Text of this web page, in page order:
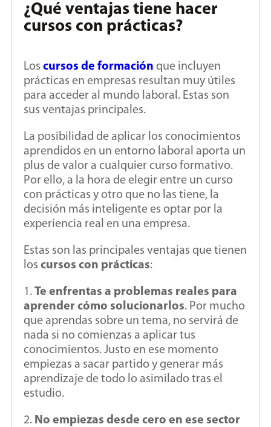
¿Qué ventajas tiene hacer
cursos con prácticas?
Los cursos de formación que incluyen
prácticas en empresas resultan muy útiles
para acceder al mundo laboral. Estas son
sus ventajas principales.
La posibilidad de aplicar los conocimientos
aprendidos en un entorno laboral aporta un
plus de valor a cualquier curso formativo.
Por ello, a la hora de elegir entre un curso
con prácticas y otro que no las tiene, la
decisión más inteligente es optar por la
experiencia real en una empresa.
Estas son las principales ventajas que tienen
los cursos con prácticas:
1. Te enfrentas a problemas reales para
aprender cómo solucionarlos. Por mucho
que aprendas sobre un tema, no servirá de
nada si no comienzas a aplicar tus
conocimientos. Justo en ese momento
empiezas a sacar partido y generar más
aprendizaje de todo lo asimilado tras el
estudio.
2. No empiezas desde cero en ese sector